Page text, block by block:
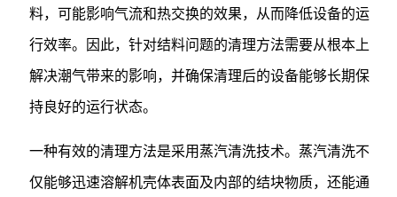
料，可能影响气流和热交换的效果，从而降低设备的运
行效率。因此，针对结料问题的清理方法需要从根本上
解决潮气带来的影响，并确保清理后的设备能够长期保
持良好的运行状态。
一种有效的清理方法是采用蒸汽清洗技术。蒸汽清洗不
仅能够迅速溶解机壳体表面及内部的结块物质，还能通